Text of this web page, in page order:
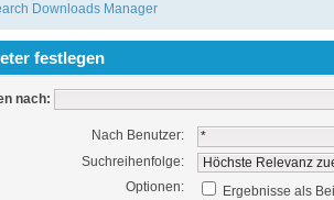
Downloads Manager
festlegen
nach:
Nach Benutzer:
Suchreihenfolge:
Optionen:
Ergebnisse als